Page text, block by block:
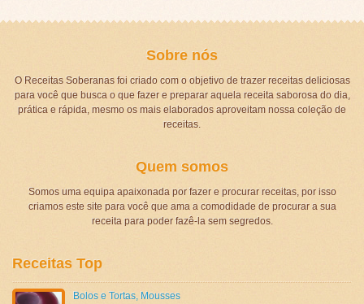
Sobre nós
O Receitas Soberanas foi criado com o objetivo de trazer receitas deliciosas
para você que busca o que fazer e preparar aquela receita saborosa do dia,
prática e rápida, mesmo os mais elaborados aproveitam nossa coleção de
receitas.
Quem somos
Somos uma equipa apaixonada por fazer e procurar receitas, por isso
criamos este site para você que ama a comodidade de procurar a sua
receita para poder fazê-la sem segredos.
Receitas Top
Bolos e Tortas, Mousses